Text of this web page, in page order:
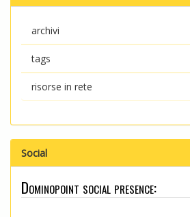
archivi
tags
risorse in rete
Social
Dominopoint social presence: